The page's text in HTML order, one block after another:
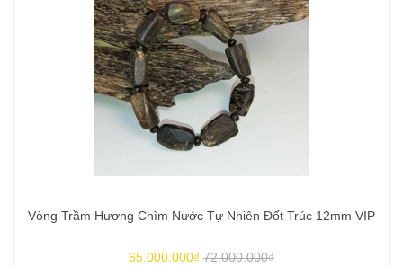
Vòng Trầm Hương Chìm Nước Tự Nhiên Đốt Trúc 12mm VIP
65.000.000₫ 72.000.000₫